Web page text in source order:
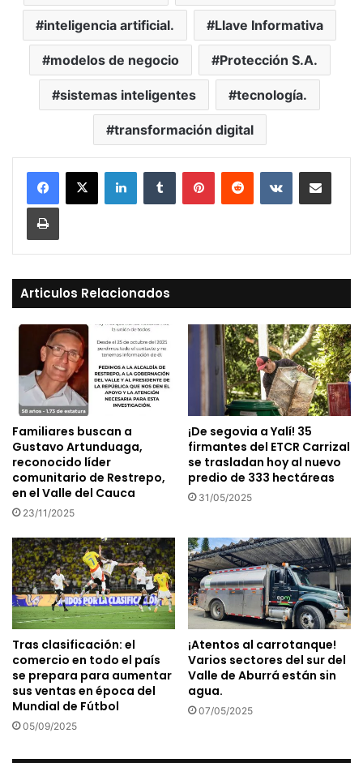
inteligencia artificial. Llave Informativa
modelos de negocio Protección S.A.
sistemas inteligentes tecnología.
transformación digital
LinkedInTumblr PinterestReddit VKontakteCompartir vía Mail
Print
Articulos Relacionados
Familiares buscan a
Gustavo Artunduaga,
reconocido líder
comunitario de Restrepo,
en el Valle del Cauca
23/11/2025
¡De segovia a Yalí! 35
firmantes del ETCR Carrizal
se trasladan hoy al nuevo
predio de 333 hectáreas
31/05/2025
Tras clasificación: el
comercio en todo el país
se prepara para aumentar
sus ventas en época del
Mundial de Fútbol
05/09/2025
¡Atentos al carrotanque!
Varios sectores del sur del
Valle de Aburrá están sin
agua.
07/05/2025